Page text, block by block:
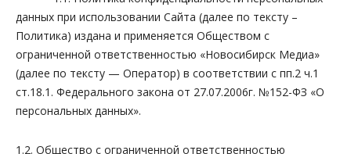
данных при использовании Сайта (далее по тексту –
Политика) издана и применяется Обществом с
ограниченной ответственностью «Новосибирск Медиа»
(далее по тексту — Оператор) в соответствии с пп.2 ч.1
ст.18.1. Федерального закона от 27.07.2006г. №152-ФЗ «О
персональных данных».
1.2. Общество с ограниченной ответственностью